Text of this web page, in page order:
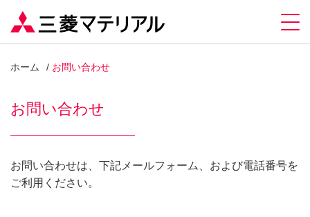
ホーム お問い合わせ
お問い合わせ
お問い合わせは、下記メールフォーム、および電話番号を
ご利用ください。